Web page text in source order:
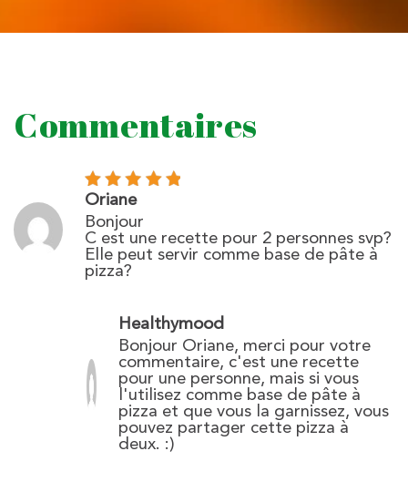
Commentaires
Oriane
Bonjour
C est une recette pour 2 personnes svp?
Elle peut servir comme base de pâte à
pizza?
Healthymood
Bonjour Oriane, merci pour votre
commentaire, c'est une recette
pour une personne, mais si vous
l'utilisez comme base de pâte à
pizza et que vous la garnissez, vous
pouvez partager cette pizza à
deux. :)